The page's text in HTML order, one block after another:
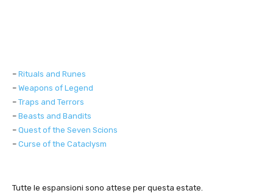
– Rituals and Runes
– Weapons of Legend
– Traps and Terrors
– Beasts and Bandits
– Quest of the Seven Scions
– Curse of the Cataclysm
Tutte le espansioni sono attese per questa estate.